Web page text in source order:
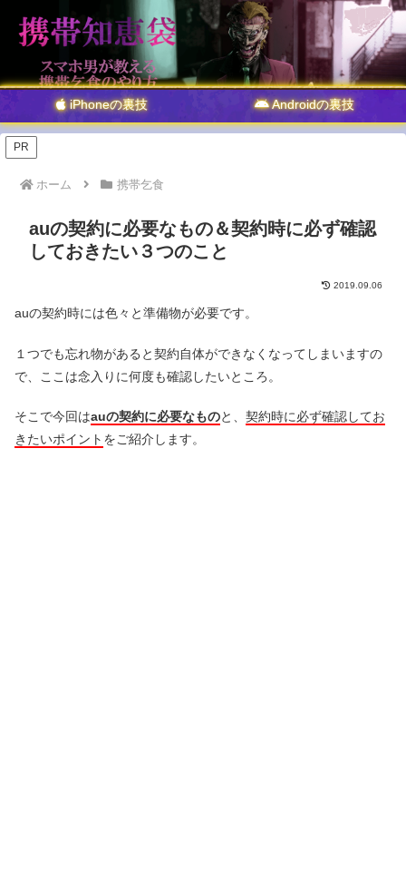
iPhoneの裏技 Androidの裏技
PR
ホーム 携帯乞食
auの契約に必要なもの＆契約時に必ず確認
しておきたい３つのこと
2019.09.06
auの契約時には色々と準備物が必要です。
１つでも忘れ物があると契約自体ができなくなってしまいますの
で、ここは念入りに何度も確認したいところ。
そこで今回はauの契約に必要なものと、 契約時に必ず確認してお
きたいポイント をご紹介します。